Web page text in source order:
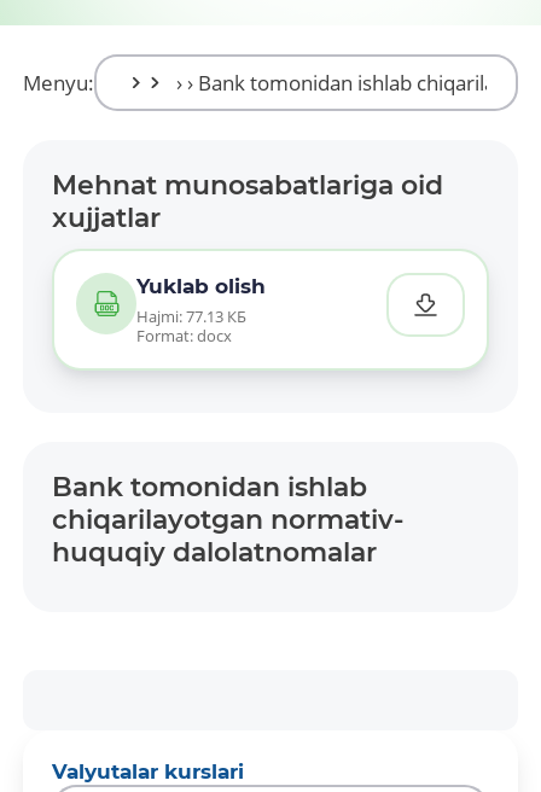
Menyu:
Mehnat munosabatlariga oid
xujjatlar
Yuklab olish
Hajmi: 77.13 КБ
Format: docx
Bank tomonidan ishlab
chiqarilayotgan normativ-
huquqiy dalolatnomalar
Valyutalar kurslari